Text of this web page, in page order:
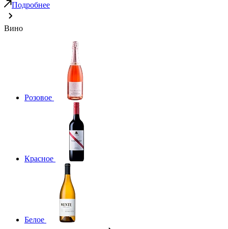
Подробнее
Вино
Розовое
Красное
Белое